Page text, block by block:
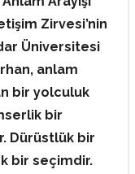
Zirvesi’nin
Üniversitesi
anlam
bir yolculuk
bir
Dürüstlük bir
bir seçimdir.